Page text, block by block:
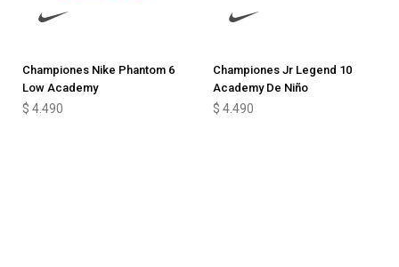
Championes Nike Phantom 6
Low Academy
$ 4.490
Championes Jr Legend 10
Academy De Niño
$ 4.490